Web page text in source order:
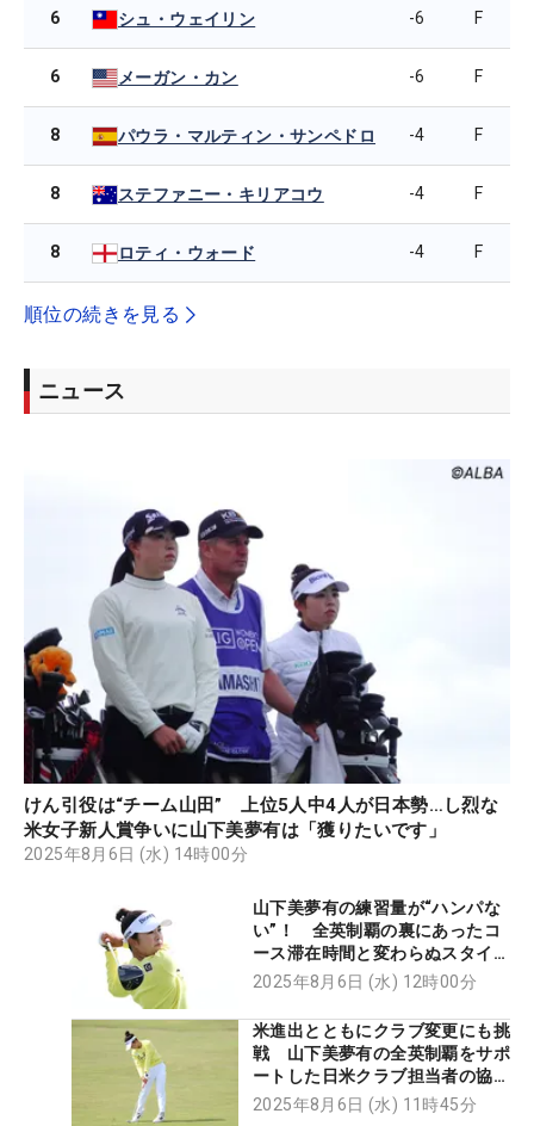
6 シュ・ウェイリン -6 F
6 メーガン・カン -6 F
8 パウラ・マルティン・サンペドロ -4 F
8 ステファニー・キリアコウ -4 F
8 ロティ・ウォード -4 F
順位の続きを見る
ニュース
けん引役は“チーム山田” 上位5人中4人が日本勢…し烈な
米女子新人賞争いに山下美夢有は「獲りたいです」
2025年8月6日 (水) 14時00分
山下美夢有の練習量が“ハンパな
い”！ 全英制覇の裏にあったコ
ース滞在時間と変わらぬスタイル
【現地記者コラム】
2025年8月6日 (水) 12時00分
米進出とともにクラブ変更にも挑
戦 山下美夢有の全英制覇をサポ
ートした日米クラブ担当者の協力
体制
2025年8月6日 (水) 11時45分